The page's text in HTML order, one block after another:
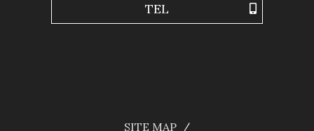
TEL
SITE MAP